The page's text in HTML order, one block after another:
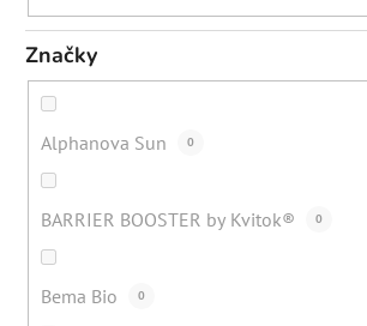
Značky
Alphanova Sun 0
BARRIER BOOSTER by Kvitok® 0
Bema Bio 0